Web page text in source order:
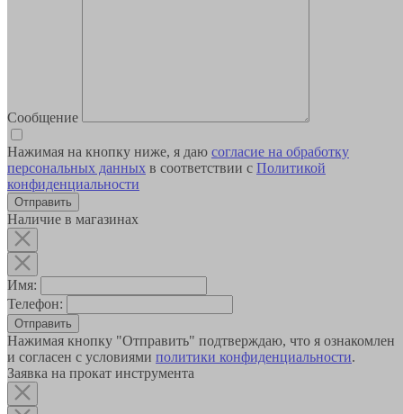
Сообщение
Нажимая на кнопку ниже, я даю согласие на обработку
персональных данных в соответствии с Политикой
конфиденциальности
Наличие в магазинах
Имя:
Телефон:
Отправить
Нажимая кнопку "Отправить" подтверждаю, что я ознакомлен
и согласен с условиями политики конфиденциальности.
Заявка на прокат инструмента